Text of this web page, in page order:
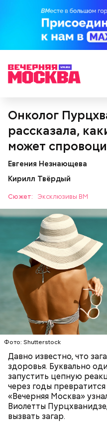
Онколог
рассказала,
может
Евгения Незнающева
Кирилл Твёрдый
Сюжет: Эксклюзивы ВМ
Фото: Shutterstock
Давно известно, что
здоровья. Буквально
запустить цепную
через годы
«Вечерняя Москва»
Виолетты
вызвать загар.
Ингредиенты:
лук;
растительное масло;